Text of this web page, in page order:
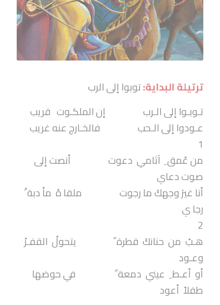
ترتيلة البداية:توبوا إلى الرب
تـوبـوا إلى الـرب إن الملكـوت قريب
عـودوا إلى الـحب فالخـارج عنه غريب
1
من عُمق ِ آثامي دعوت أنصت إلى
صوت دعاي
أنا غيرَ وجهكَ ما رجوت ملقا هُ مأ دبة ُ
رجا ي
2
هـبْ من حنانكَ قطرة ً يتحولُ القفـرُ
وعـود
أو أعـط ِ عيني دمعة ً في حوضها
طفلاً أعود